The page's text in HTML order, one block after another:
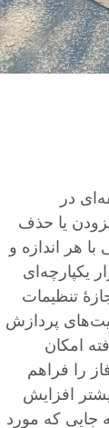
در
یا حذف
هر اندازه و
یکپارچه‌ای
تنظیمات
پردازش
امکان
را فراهم
افزایش
جایی که مورد